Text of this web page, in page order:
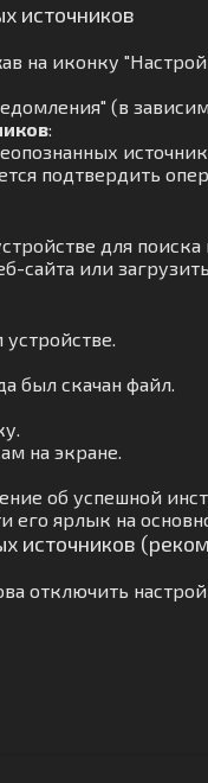
источников
на иконку
(в
:
подтвердить
для
сайта или
был скачан файл.
на экране.
об успешной
ярлык на
источников
отключить